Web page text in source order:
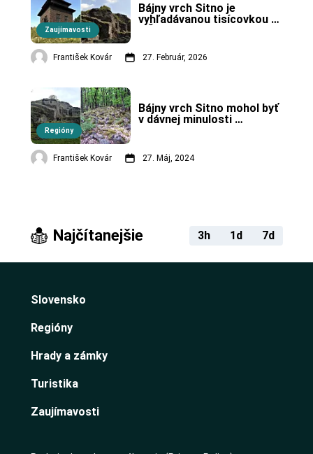
Zaujímavosti
Bájny vrch Sitno je
vyhľadávanou tisícovkou
František Kovár 27. Február, 2026
Regióny
Bájny vrch Sitno mohol byť
v dávnej minulosti
František Kovár 27. Máj, 2024
Najčítanejšie 3h 1d 7d
Slovensko
Regióny
Hrady a zámky
Turistika
Zaujímavosti